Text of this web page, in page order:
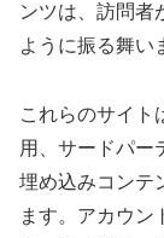
ンツは、訪問者
ように振る舞い
これらのサイト
用、サードパー
埋め込みコンテ
ます。アカウン